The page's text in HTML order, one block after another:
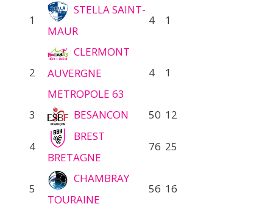
1
STELLA SAINT-
MAUR
4 1
2
CLERMONT
AUVERGNE
METROPOLE 63
4 1
3 BESANCON 50 12
4
BREST
BRETAGNE
76 25
5
CHAMBRAY
TOURAINE
56 16